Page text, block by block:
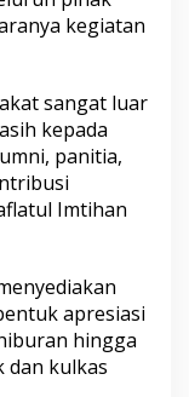
kegiatan
sangat luar
kepada
panitia,
Imtihan
apresiasi
hingga
dan kulkas